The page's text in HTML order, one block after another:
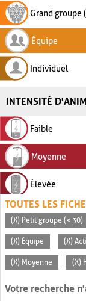
Grand groupe
Équipe
Individuel
INTENSITÉ
Faible
Moyenne
Élevée
TOUTES LES
(X) Petit groupe (< 30)
(X) Équipe (X)
(X) Moyenne (X)
Votre recherche